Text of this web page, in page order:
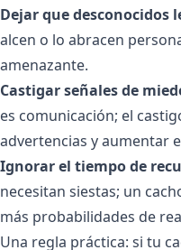
Dejar que desconocidos
alcen o lo abracen
amenazante.
Castigar señales de
es comunicación; el
advertencias y aumentar
Ignorar el tiempo de
necesitan siestas; un
más probabilidades de
Una regla práctica: si tu